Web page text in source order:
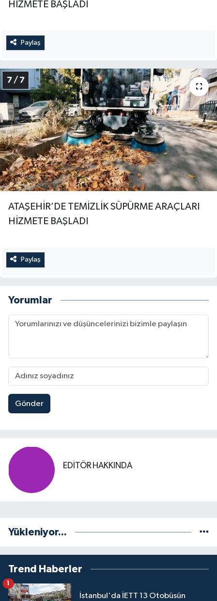
HİZMETE BAŞLADI
Paylaş
7 / 7
ATAŞEHİR’DE TEMİZLİK SÜPÜRME ARAÇLARI
HİZMETE BAŞLADI
Paylaş
Yorumlar
Gönder
EDITÖR HAKKINDA
Yükleniyor...
Trend Haberler
İstanbul'da İETT 13 Otobüsün
1